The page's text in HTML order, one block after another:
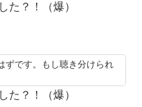
た？！（爆）
ずです。もし聴き分けられ
た？！（爆）